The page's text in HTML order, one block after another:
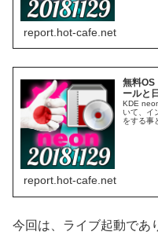
report.hot-cafe.net
無料
ールと
KDE
いて、イ
をする事
report.hot-cafe.net
今回は、ライブ起動であ